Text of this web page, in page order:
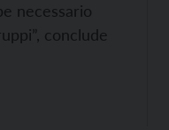
necessario
conclude